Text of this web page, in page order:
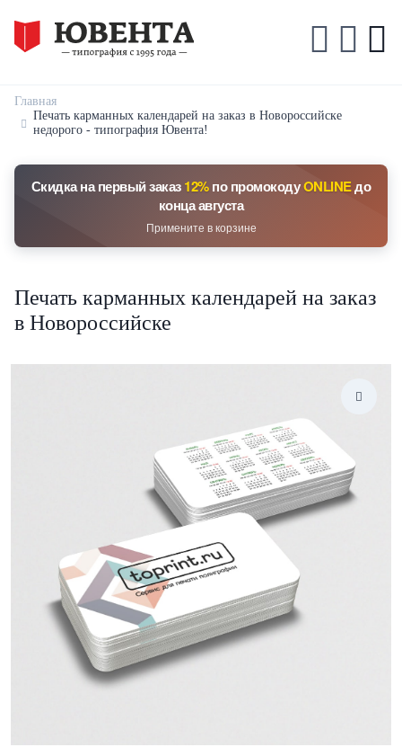
Главная
Печать карманных календарей на заказ в Новороссийске
недорого - типография Ювента!
Скидка на первый заказ12%по промокодуONLINEдо
конца августа
Примените в корзине
Печать карманных календарей на заказ
в Новороссийске